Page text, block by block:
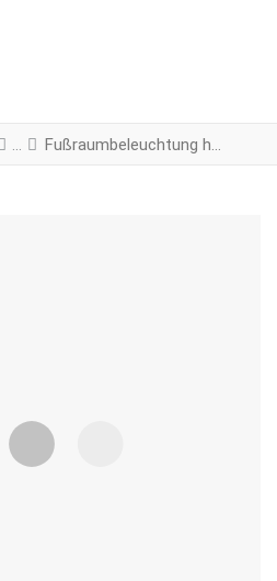
Fußraumbeleuchtung hinten